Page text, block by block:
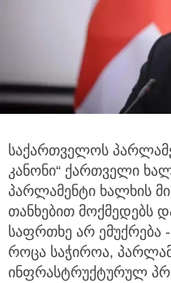
საქართველოს
კანონი“ ქართველი
პარლამენტი ხალხის
თანხებით მოქმედებს
საფრთხე არ ემუქრება
როცა საჭიროა,
ინფრასტრუქტურულ